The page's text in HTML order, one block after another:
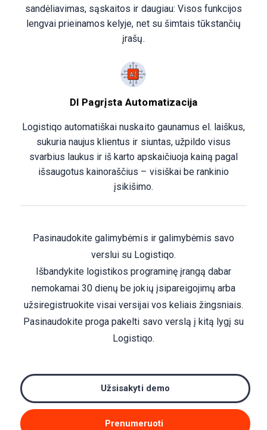
sandėliavimas, sąskaitos ir daugiau: Visos funkcijos
lengvai prieinamos kelyje, net su šimtais tūkstančių
įrašų.
DI Pagrįsta Automatizacija
Logistiqo automatiškai nuskaito gaunamus el. laiškus,
sukuria naujus klientus ir siuntas, užpildo visus
svarbius laukus ir iš karto apskaičiuoja kainą pagal
išsaugotus kainoraščius – visiškai be rankinio
įsikišimo.
Pasinaudokite galimybėmis ir galimybėmis savo
verslui su Logistiqo.
Išbandykite logistikos programinę įrangą dabar
nemokamai 30 dienų be jokių įsipareigojimų arba
užsiregistruokite visai versijai vos keliais žingsniais.
Pasinaudokite proga pakelti savo verslą į kitą lygį su
Logistiqo.
Užsisakyti demo
Prenumeruoti